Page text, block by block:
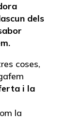
dels
coses,
i la
la